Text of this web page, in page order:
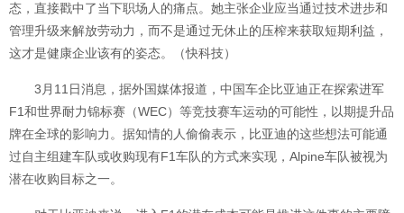
态，直接戳中了当下职场人的痛点。她主张企业应当通过技术进步和
管理升级来解放劳动力，而不是通过无休止的压榨来获取短期利益，
这才是健康企业该有的姿态。（快科技）
3月11日消息，据外国媒体报道，中国车企比亚迪正在探索进军
F1和世界耐力锦标赛（WEC）等竞技赛车运动的可能性，以期提升品
牌在全球的影响力。据知情的人偷偷表示，比亚迪的这些想法可能通
过自主组建车队或收购现有F1车队的方式来实现，Alpine车队被视为
潜在收购目标之一。